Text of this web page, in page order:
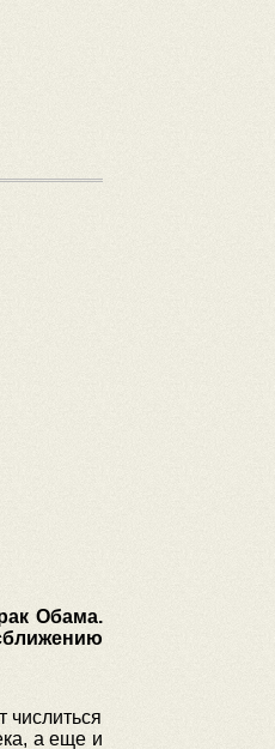
Обама.
числиться
а еще и